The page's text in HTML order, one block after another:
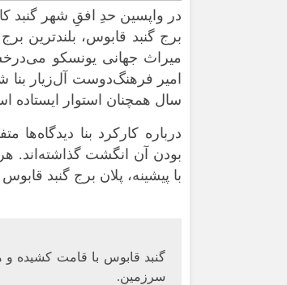
در واپسین حدِ افقِ شهر گنبد
برج گنبد قابوس، بلندترین
میراث جهانی یونسکو
امیر فرهنگ‌دوست آل‌زیار بنا
سال همچنان استوار ایستاده
درباره کارکرد بنا
بودن آن انگشت گذاشته‌اند.
با پیشینه، پلان برج گنبد
گنبد قابوس با قامت کشیده
سرزمین.